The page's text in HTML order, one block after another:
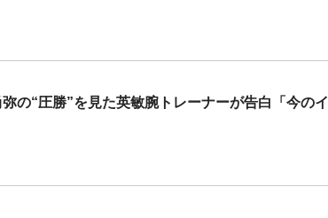
の“圧勝”を見た英敏腕トレーナーが告白「今のイ